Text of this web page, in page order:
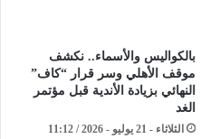
بالكواليس والأسماء.. نكشف
موقف الأهلي وسر قرار “كاف”
النهائي بزيادة الأندية قبل مؤتمر
الغد
الثلاثاء - 21 يوليو - 2026 / 11:12